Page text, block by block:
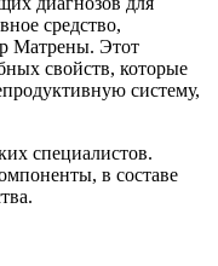
средство,
Матрены. Этот
свойств, которые
систему,
специалистов.
в составе